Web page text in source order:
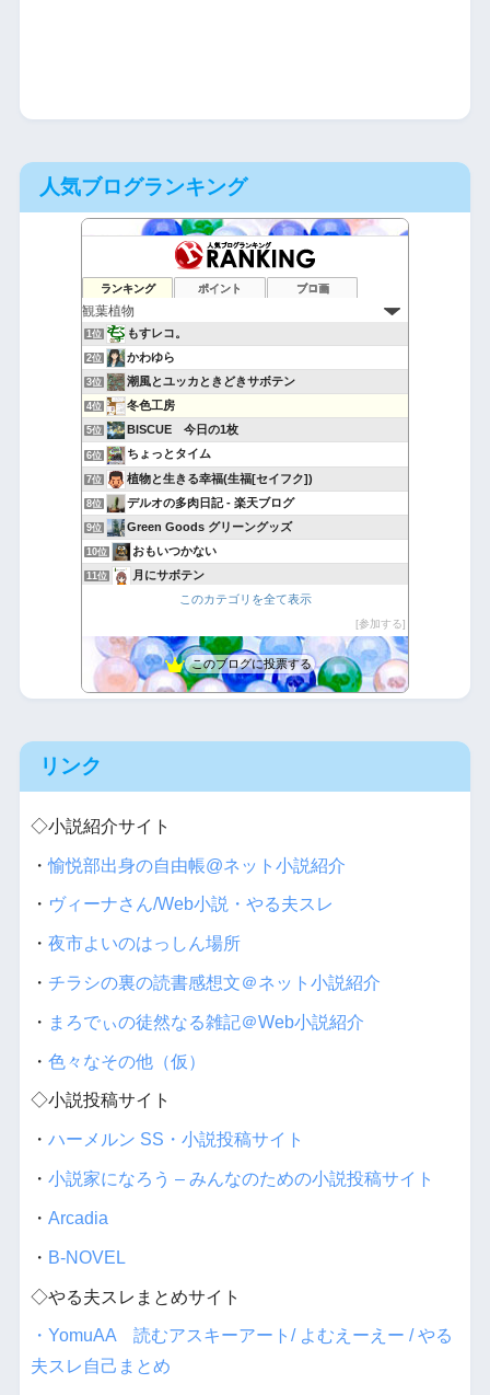
人気ブログランキング
ランキング ポイント ブロ画
1位 もすレコ。
2位 かわゆら
3位 潮風とユッカときどきサボテン
4位 冬色工房
5位 BISCUE 今日の1枚
6位 ちょっとタイム
7位 植物と生きる幸福(生福[セイフク])
8位 デルオの多肉日記 - 楽天ブログ
9位 Green Goods グリーングッズ
10位 おもいつかない
11位 月にサボテン
Cherish Plant
14位 観葉植物のすすめ
15位 Yubisakino Jyunin
このカテゴリを全て表示
参加する
このブログに投票する
リンク
◇小説紹介サイト
・愉悦部出身の自由帳@ネット小説紹介
・ ヴィーナさん/Web小説・やる夫スレ
・ 夜市よいのはっしん場所
・ チラシの裏の読書感想文＠ネット小説紹介
・ まろでぃの徒然なる雑記＠Web小説紹介
・ 色々なその他（仮）
◇小説投稿サイト
・ ハーメルン SS・小説投稿サイト
・ 小説家になろう – みんなのための小説投稿サイト
・ Arcadia
・ B-NOVEL
◇やる夫スレまとめサイト
・YomuAA 読むアスキーアート/ よむえーえー / やる
夫スレ自己まとめ